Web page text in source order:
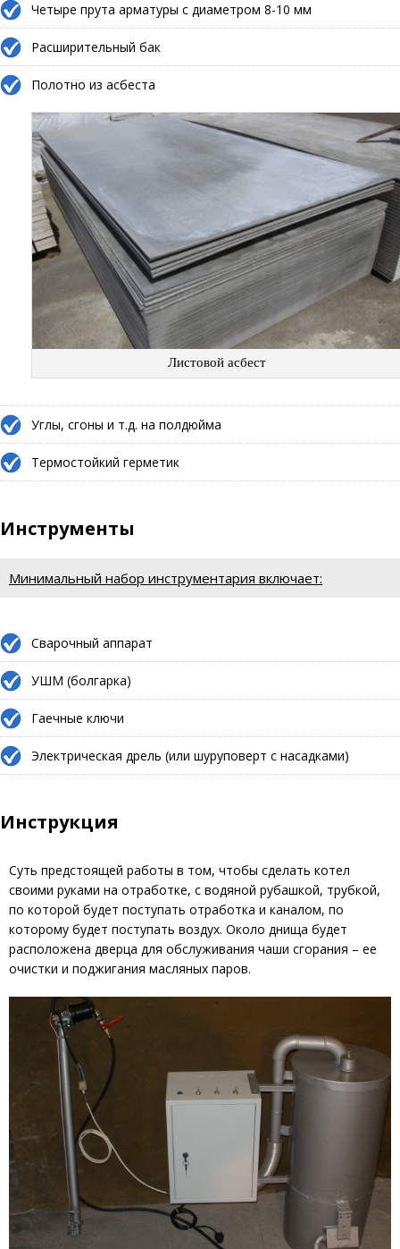
Четыре прута арматуры с диаметром 8-10 мм
Расширительный бак
Полотно из асбеста
Листовой асбест
Углы, сгоны и т.д. на полдюйма
Термостойкий герметик
Инструменты
Минимальный набор инструментария включает:
Сварочный аппарат
УШМ (болгарка)
Гаечные ключи
Электрическая дрель (или шуруповерт с насадками)
Инструкция
Суть предстоящей работы в том, чтобы сделать котел
своими руками на отработке, с водяной рубашкой, трубкой,
по которой будет поступать отработка и каналом, по
которому будет поступать воздух. Около днища будет
расположена дверца для обслуживания чаши сгорания – ее
очистки и поджигания масляных паров.